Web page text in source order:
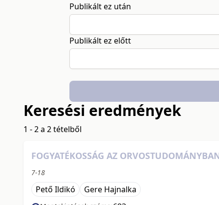
Publikált ez után
Publikált ez előtt
Keresési eredmények
1 - 2 a 2 tételből
FOGYATÉKOSSÁG AZ
7-18
Pető Ildikó Gere Hajnalka